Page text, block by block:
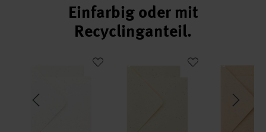
Einfarbig oder mit
Recyclinganteil.
Basic Kraftpapier B6/B6
Paper Poetry Kartenset Offwhite B6/B6Paper Poetry Kartenset Elfenbein